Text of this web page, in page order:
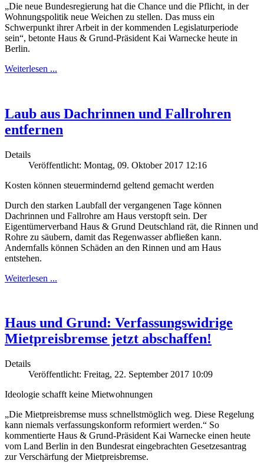
„Die neue Bundesregierung hat die Chance und die Pflicht, in der
Wohnungspolitik neue Weichen zu stellen. Das muss ein
Schwerpunkt ihrer Arbeit in der kommenden Legislaturperiode
sein“, betonte Haus & Grund-Präsident Kai Warnecke heute in
Berlin.
Weiterlesen ...
Laub aus Dachrinnen und Fallrohren
entfernen
Details
Veröffentlicht: Montag, 09. Oktober 2017 12:16
Kosten können steuermindernd geltend gemacht werden
Durch den starken Laubfall der vergangenen Tage können
Dachrinnen und Fallrohre am Haus verstopft sein. Der
Eigentümerverband Haus & Grund Deutschland rät, die Rinnen und
Rohre zu säubern, damit das Regenwasser abfließen kann.
Andernfalls können Schäden an den Rinnen und am Haus
entstehen.
Weiterlesen ...
Haus und Grund: Verfassungswidrige
Mietpreisbremse jetzt abschaffen!
Details
Veröffentlicht: Freitag, 22. September 2017 10:09
Ideologie schafft keine Mietwohnungen
„Die Mietpreisbremse muss schnellstmöglich weg. Diese Regelung
kann niemals verfassungskonform reformiert werden.“ So
kommentierte Haus & Grund-Präsident Kai Warnecke einen heute
vom Land Berlin in den Bundesrat eingebrachten Gesetzesantrag
zur Verschärfung der Mietpreisbremse.